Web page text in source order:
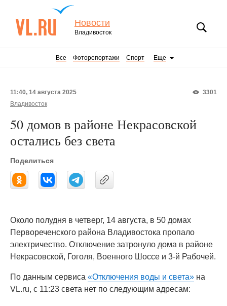
Новости
Владивосток
Все Фоторепортажи Спорт Еще
3301
11:40, 14 августа 2025
Владивосток
50 домов в районе Некрасовской
остались без света
Поделиться
Около полудня в четверг, 14 августа, в 50 домах
Первореченского района Владивостока пропало
электричество. Отключение затронуло дома в районе
Некрасовской, Гоголя, Военного Шоссе и 3-й Рабочей.
По данным сервиса «Отключения воды и света» на
VL.ru, с 11:23 света нет по следующим адресам: